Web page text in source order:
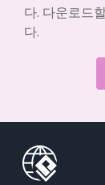
다. 다운로드
다.